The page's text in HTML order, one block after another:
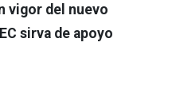
vigor del nuevo
sirva de apoyo